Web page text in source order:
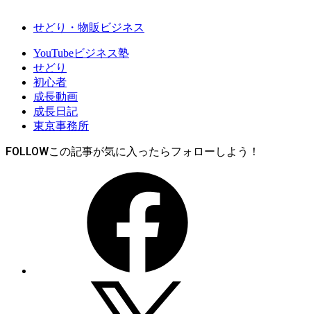
せどり・物販ビジネス
YouTubeビジネス塾
せどり
初心者
成長動画
成長日記
東京事務所
FOLLOW